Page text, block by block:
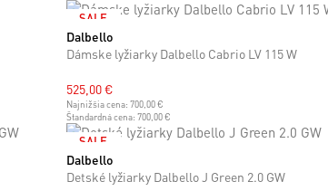
SALE
26 cm26.5 cm
Dalbello
Dámske lyžiarky Dalbello Cabrio LV 115 W
525,00 €
Najnižšia cena: 700,00 €
Štandardná cena: 700,00 €
SALE
KIDS
19 cm19.5 cm
Dalbello
Detské lyžiarky Dalbello J Green 2.0 GW